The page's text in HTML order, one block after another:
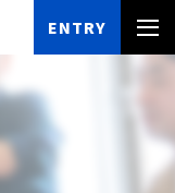
ENTRY